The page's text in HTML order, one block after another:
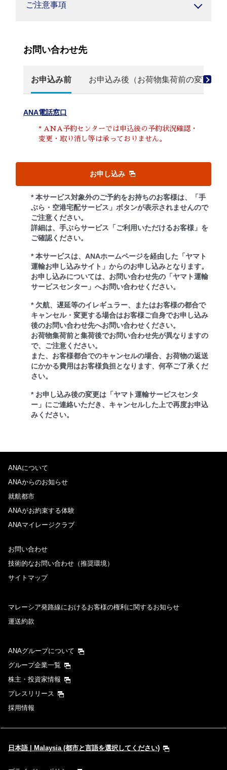
ご注意事項
お問い合わせ先
お申込み前 お申込み後（お荷物集荷前の変更・
ANA電話窓口
* ANA予約センターでは申込後の予約状況確認・
変更・取り消し等は承っておりません。
お申し込み
* 本サービス対象外のご予約をお持ちのお客様は、「手
ぶら・空港宅配サービス」ボタンが表示されませんので
ご注意ください。
詳細は、手ぶらサービス「ご利用いただけるお客様」を
ご確認ください。
* 本サービスは、ANAホームページを経由した「ヤマト
運輸お申し込みサイト」からのお申し込みとなります。
お申し込みについては、お問い合わせ先の「ヤマト運輸
サービスセンター」へお問い合わせください。
* 欠航、遅延等のイレギュラー、またはお客様の都合で
キャンセル・変更する場合はお客様ご自身でお申し込み
後のお問い合わせ先へお問い合わせください。
お荷物集荷前と集荷後でお問い合わせ先が異なりますの
で、ご注意ください。
また、お客様都合でのキャンセルの場合、お荷物の返送
にかかる費用はお客様負担となります、何卒ご了承くだ
さい。
* お申し込み後の変更は「ヤマト運輸サービスセンタ
ー」にご連絡いただき、キャンセルした上で再度お申込
みください。
ANAについて
ANAからのお知らせ
就航都市
ANAがお約束する体験
ANAマイレージクラブ
お問い合わせ
技術的なお問い合わせ（推奨環境）
サイトマップ
マレーシア発路線におけるお客様の権利に関するお知らせ
運送約款
ANAグループについて
グループ企業一覧
株主・投資家情報
プレスリリース
採用情報
日本語 | Malaysia (都市と言語を選択してください)